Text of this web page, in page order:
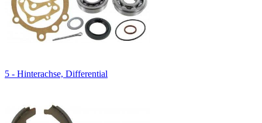
5 - Hinterachse, Differential